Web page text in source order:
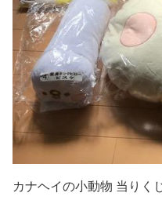
カナヘイの小動物 当りく